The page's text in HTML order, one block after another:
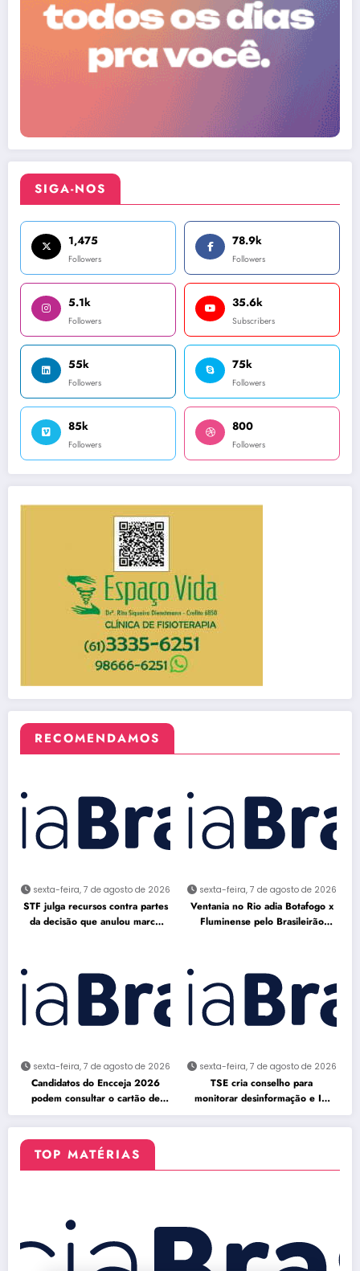
SIGA-NOS
1,475
Followers
78.9k
Followers
5.1k
Followers
35.6k
Subscribers
55k
Followers
75k
Followers
85k
Followers
800
Followers
RECOMENDAMOS
sexta-feira, 7 de agosto de 2026
STF julga recursos contra partes
da decisão que anulou marco
sexta-feira, 7 de agosto de 2026
Ventania no Rio adia Botafogo x
Fluminense pelo Brasileirão
sexta-feira, 7 de agosto de 2026
Candidatos do Encceja 2026
podem consultar o cartão de
inscrição
sexta-feira, 7 de agosto de 2026
TSE cria conselho para
monitorar desinformação e IA
nas eleições
TOP MATÉRIAS